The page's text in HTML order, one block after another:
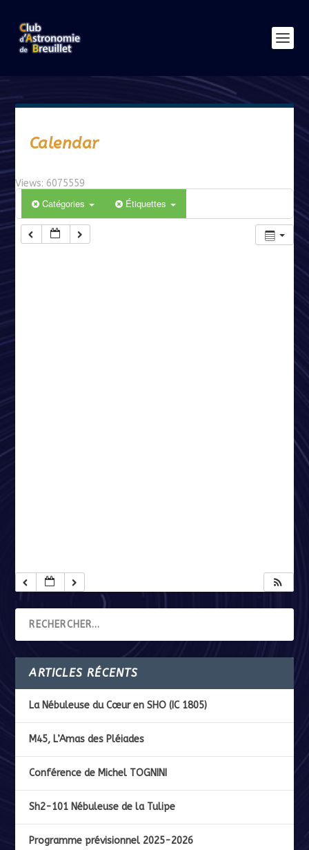
Calendar
Views: 6075559
Catégories Étiquettes
ARTICLES RÉCENTS
La Nébuleuse du Cœur en SHO (IC 1805)
M45, L’Amas des Pléiades
Conférence de Michel TOGNINI
Sh2-101 Nébuleuse de la Tulipe
Programme prévisionnel 2025-2026